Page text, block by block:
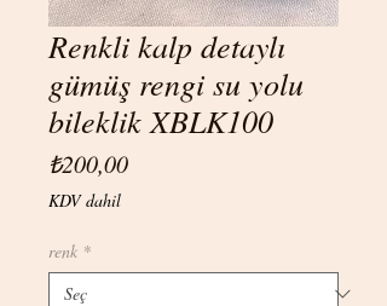
Renkli kalp detaylı
gümüş rengi su yolu
bileklik XBLK100
₺200,00Fiyat
KDV dahil
renk *